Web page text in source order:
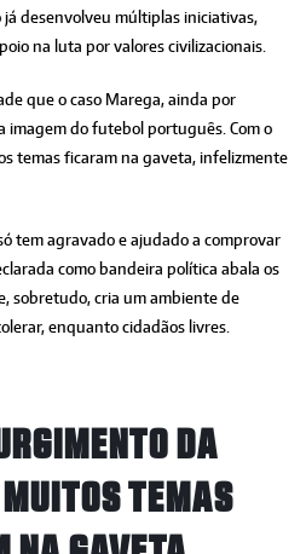
desenvolveu múltiplas iniciativas,
na luta por valores civilizacionais.
que o caso Marega, ainda por
imagem do futebol português. Com o
temas ficaram na gaveta, infelizmente
tem agravado e ajudado a comprovar
como bandeira política abala os
sobretudo, cria um ambiente de
enquanto cidadãos livres.
DA
TEMAS